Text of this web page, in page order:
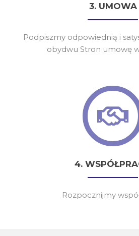
3. UMOWA
Podpiszmy odpowiednią i
obydwu Stron umowę
4.
Rozpocznijmy